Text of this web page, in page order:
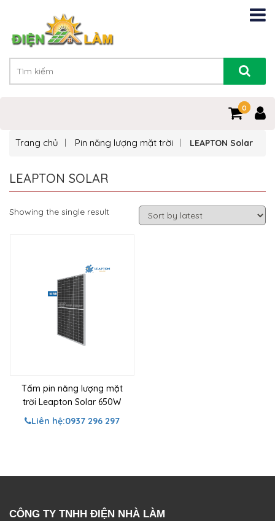
0
0
Trang chủ Pin năng lượng mặt trời LEAPTON Solar
LEAPTON SOLAR
Showing the single result
Tấm pin năng lượng mặt
trời Leapton Solar 650W
Liên hệ:0937 296 297
CÔNG TY TNHH ĐIỆN NHÀ LÀM